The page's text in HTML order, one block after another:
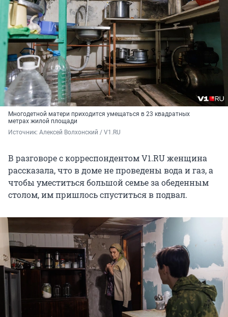
Многодетной матери приходится умещаться в 23 квадратных
метрах жилой площади
Источник: Алексей Волхонский / V1.RU
В разговоре с корреспондентом V1.RU женщина
рассказала, что в доме не проведены вода и газ, а
чтобы уместиться большой семье за обеденным
столом, им пришлось спуститься в подвал.